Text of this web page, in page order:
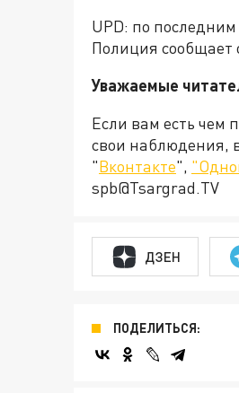
UPD: по
Полиция сообщает
Уважаемые
Если вам есть чем
свои наблюдения,
"Вконтакте",
spb@Tsargrad.TV
ДЗЕН
ПОДЕЛИТЬСЯ: